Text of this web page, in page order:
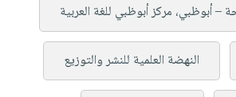
– أبوظبي، مركز أبوظبي للغة العربية
النهضة العلمية للنشر والتوزيع